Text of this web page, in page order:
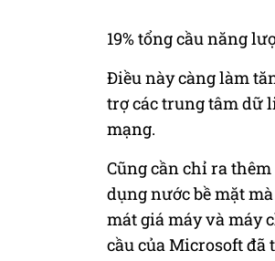
19% tổng cầu năng
Điều này càng làm
trợ các trung tâm dữ
mạng.
Cũng cần chỉ ra
dụng nước bề mặt
mát giá máy và máy
cầu của Microsoft đã